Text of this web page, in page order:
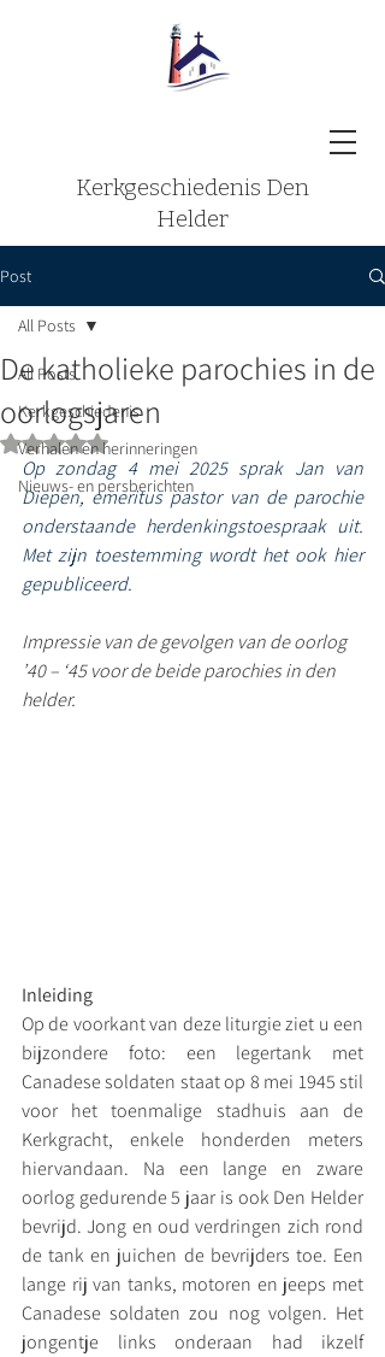
Kerkgeschiedenis Den
Helder
Post
All Posts
Kerkgeschiedenis
Verhalen en herinneringen
Nieuws- en persberichten
All Posts
De katholieke parochies in de
oorlogsjaren
Beoordeeld met NaN uit 5 sterren.
Op zondag 4 mei 2025 sprak Jan van
Diepen, emeritus pastor van de parochie
onderstaande herdenkingstoespraak uit.
Met zijn toestemming wordt het ook hier
gepubliceerd.
Impressie van de gevolgen van de oorlog
’40 – ‘45 voor de beide parochies in den
helder.
Inleiding
Op de voorkant van deze liturgie ziet u een
bijzondere foto: een legertank met
Canadese soldaten staat op 8 mei 1945 stil
voor het toenmalige stadhuis aan de
Kerkgracht, enkele honderden meters
hiervandaan. Na een lange en zware
oorlog gedurende 5 jaar is ook Den Helder
bevrijd. Jong en oud verdringen zich rond
de tank en juichen de bevrijders toe. Een
lange rij van tanks, motoren en jeeps met
Canadese soldaten zou nog volgen. Het
jongentje links onderaan had ikzelf